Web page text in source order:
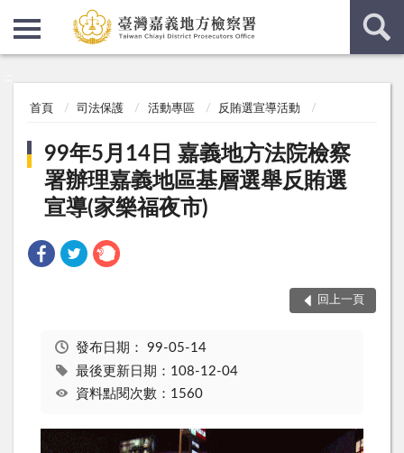
首頁 司法保護 活動專區 反賄選宣導活動
99年5月14日 嘉義地方法院檢察
署辦理嘉義地區基層選舉反賄選
宣導(家樂福夜市)
回上一頁
發布日期： 99-05-14
最後更新日期：108-12-04
資料點閱次數：1560